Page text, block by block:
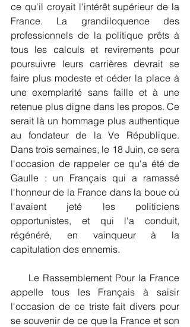
ce qu'il croyait l'intérêt supérieur de la
France. La grandiloquence des
professionnels de la politique prêts à
tous les calculs et revirements pour
poursuivre leurs carrières devrait se
faire plus modeste et céder la place à
une exemplarité sans faille et à une
retenue plus digne dans les propos. Ce
serait là un hommage plus authentique
au fondateur de la Ve République.
Dans trois semaines, le 18 Juin, ce sera
l'occasion de rappeler ce qu'a été de
Gaulle : un Français qui a ramassé
l'honneur de la France dans la boue où
l'avaient jeté les politiciens
opportunistes, et qui l'a conduit,
régénéré, en vainqueur à la
capitulation des ennemis.
appelle tous les Français à saisir
l'occasion de ce triste fait divers pour
se souvenir de ce que la France et son